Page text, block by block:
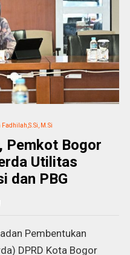
M.Si
Pemkot Bogor
Utilitas
dan PBG
Pembentukan
DPRD Kota Bogor